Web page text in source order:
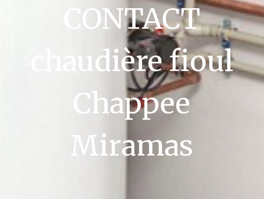
CONTACT
chaudière fioul
Chappee
Miramas